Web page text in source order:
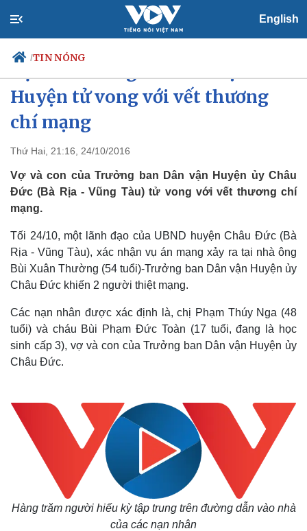
English
/TIN NÓNG
Chính trị
Đảng
Quốc hội
Nhận diện sự thật
Giáo dục
Dấu ấn VOV
Huyện tử vong với vết thương
chí mạng
Thứ Hai, 21:16, 24/10/2016
Vợ và con của Trưởng ban Dân vận Huyện ủy Châu
Đức (Bà Rịa - Vũng Tàu) tử vong với vết thương chí
mạng.
Tối 24/10, một lãnh đạo của UBND huyện Châu Đức (Bà
Rịa - Vũng Tàu), xác nhận vụ án mạng xảy ra tại nhà ông
Bùi Xuân Thường (54 tuổi)-Trưởng ban Dân vận Huyện ủy
Châu Đức khiến 2 người thiệt mạng.
Các nạn nhân được xác định là, chị Phạm Thúy Nga (48
tuổi) và cháu Bùi Phạm Đức Toàn (17 tuổi, đang là học
sinh cấp 3), vợ và con của Trưởng ban Dân vận Huyện ủy
Châu Đức.
Hàng trăm người hiếu kỳ tập trung trên đường dẫn vào nhà
của các nạn nhân